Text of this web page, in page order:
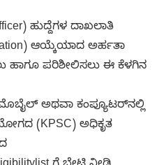
ಹುದ್ದೆಗಳ ದಾಖಲಾತಿ
ಆಯ್ಕೆಯಾದ ಅರ್ಹತಾ
ಪರಿಶೀಲಿಸಲು ಈ ಕೆಳಗಿನ
ಅಥವಾ ಕಂಪ್ಯೂಟರ್‌ನಲ್ಲಿ
(KPSC) ಅಧಿಕೃತ